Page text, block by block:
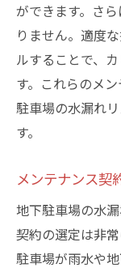
ができます。さ
りません。適度
ルすることで、
す。これらのメ
駐車場の水漏れ
す。
メンテナンス契
地下駐車場の水
契約の選定は非
駐車場が雨水や